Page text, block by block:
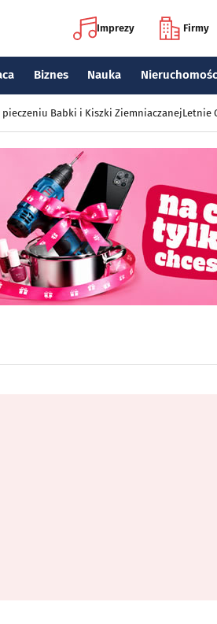
Imprezy Firmy
Biznes Nauka
Babki i Kiszki ZiemniaczanejLetnie